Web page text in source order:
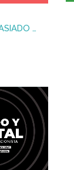
OPACO, DEMASIADO OPACO : MATERIALISMO Y FILOSOFÍA